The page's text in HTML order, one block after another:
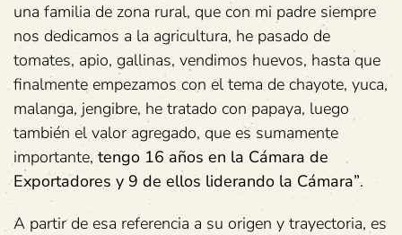
una familia de zona rural, que con mi padre siempre
nos dedicamos a la agricultura, he pasado de
tomates, apio, gallinas, vendimos huevos, hasta que
finalmente empezamos con el tema de chayote, yuca,
malanga, jengibre, he tratado con papaya, luego
también el valor agregado, que es sumamente
importante, tengo 16 años en la Cámara de
Exportadores y 9 de ellos liderando la Cámara”.
A partir de esa referencia a su origen y trayectoria, es